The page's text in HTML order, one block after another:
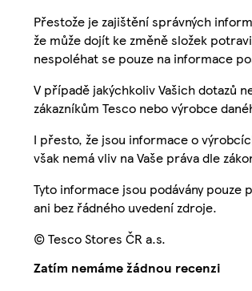
Přestože je zajištění správných
že může dojít ke změně složek
nespoléhat se pouze na informace
V případě jakýchkoliv Vašich dotazů
zákazníkům Tesco nebo výrobce
I přesto, že jsou informace o
však nemá vliv na Vaše práva dle
Tyto informace jsou podávány
ani bez řádného uvedení zdroje.
© Tesco Stores ČR a.s.
Zatím nemáme žádnou recenzi